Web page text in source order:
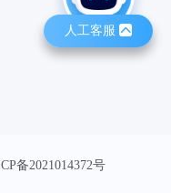
备2021014372号
人工客服